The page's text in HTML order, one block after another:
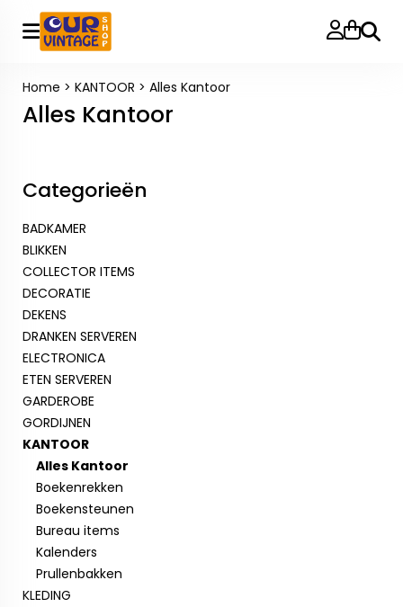
Home > KANTOOR > Alles Kantoor
Alles Kantoor
Categorieën
BADKAMER
BLIKKEN
COLLECTOR ITEMS
DECORATIE
DEKENS
DRANKEN SERVEREN
ELECTRONICA
ETEN SERVEREN
GARDEROBE
GORDIJNEN
KANTOOR
Alles Kantoor
Boekenrekken
Boekensteunen
Bureau items
Kalenders
Prullenbakken
KLEDING